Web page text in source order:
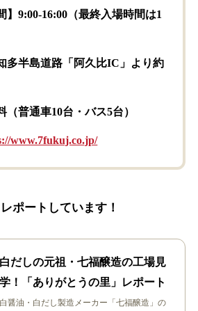
】9:00-16:00（最終入場時間は1
多半島道路「阿久比IC」より約
（普通車10台・バス5台）
www.7fukuj.co.jp/
ポートしています！
白だしの元祖・七福醸造の工場見
学！「ありがとうの里」レポート
白醤油・白だし製造メーカー「七福醸造」の